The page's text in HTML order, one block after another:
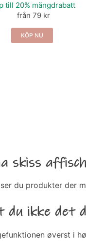
till 20% mängdrabatt
från 79 kr
KÖP NU
skiss affisch
du produkter der
du ikke det
øverst i